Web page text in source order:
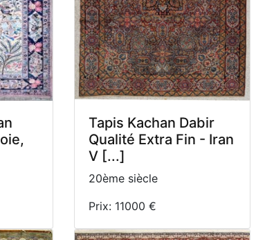
Tapis Kachan Dabir
Qualité Extra Fin - Iran
V [...]
20ème siècle
Prix: 11000 €